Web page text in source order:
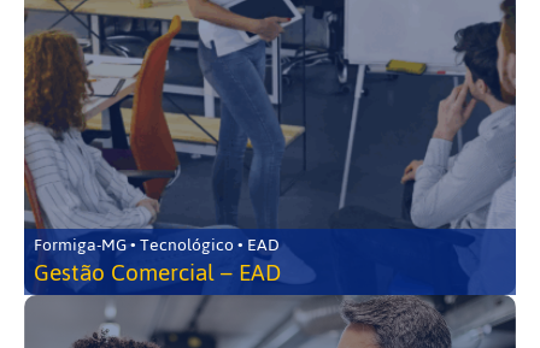
Formiga-MG • Tecnológico • EAD
Gestão Comercial – EAD